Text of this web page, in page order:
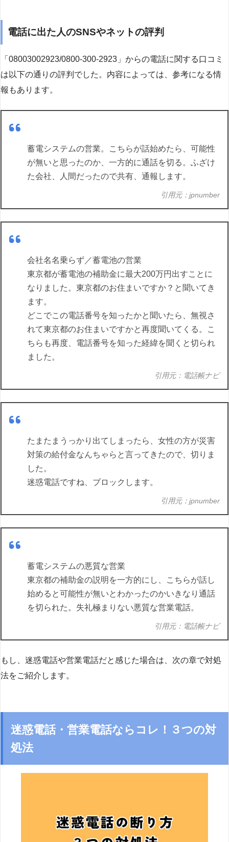
電話に出た人のSNSやネットの評判
「08003002923/0800-300-2923」からの電話に関する口コミ
は以下の通りの評判でした。内容によっては、参考になる情
報もあります。
蓄電システムの営業。こちらが話始めたら、可能性
が無いと思ったのか、一方的に通話を切る。ふざけ
た会社、人間だったので共有、通報します。
引用元：jpnumber
会社名名乗らず／蓄電池の営業
東京都が蓄電池の補助金に最大200万円出すことに
なりました。東京都のお住まいですか？と聞いてき
ます。
どこでこの電話番号を知ったかと聞いたら、無視さ
れて東京都のお住まいですかと再度聞いてくる。こ
ちらも再度、電話番号を知った経緯を聞くと切られ
ました。
引用元：電話帳ナビ
たまたまうっかり出てしまったら、女性の方が災害
対策の給付金なんちゃらと言ってきたので、切りま
した。
迷惑電話ですね、ブロックします。
引用元：jpnumber
蓄電システムの悪質な営業
東京都の補助金の説明を一方的にし、こちらが話し
始めると可能性が無いとわかったのかいきなり通話
を切られた。失礼極まりない悪質な営業電話。
引用元：電話帳ナビ
もし、迷惑電話や営業電話だと感じた場合は、次の章で対処
法をご紹介します。
迷惑電話・営業電話ならコレ！３つの対
処法